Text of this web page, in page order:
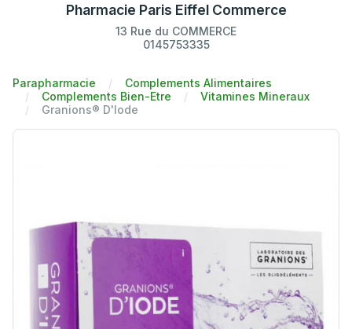
Pharmacie Paris Eiffel Commerce
13 Rue du COMMERCE
0145753335
Parapharmacie
Complements Alimentaires
Complements Bien-Etre
Vitamines Mineraux
Granions® D'Iode